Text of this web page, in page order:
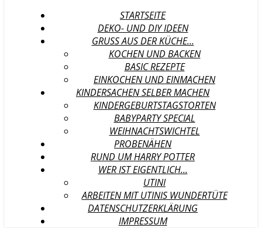
STARTSEITE
DEKO- UND DIY IDEEN
GRUSS AUS DER KÜCHE…
KOCHEN UND BACKEN
BASIC REZEPTE
EINKOCHEN UND EINMACHEN
KINDERSACHEN SELBER MACHEN
KINDERGEBURTSTAGSTORTEN
BABYPARTY SPECIAL
WEIHNACHTSWICHTEL
PROBENÄHEN
RUND UM HARRY POTTER
WER IST EIGENTLICH…
UTINI
ARBEITEN MIT UTINIS WUNDERTÜTE
DATENSCHUTZERKLÄRUNG
IMPRESSUM